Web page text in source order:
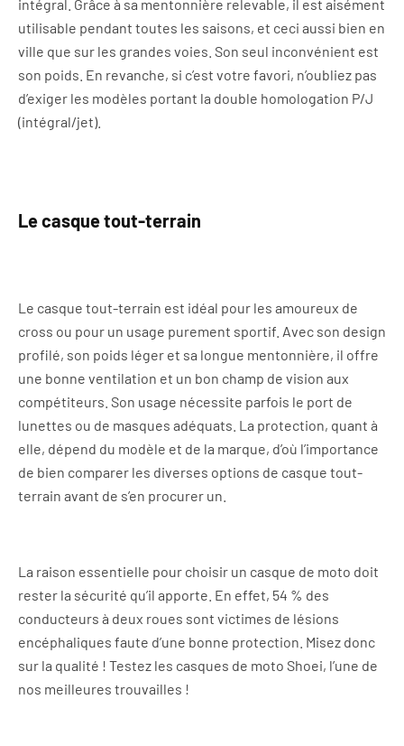
intégral. Grâce à sa mentonnière relevable, il est aisément
utilisable pendant toutes les saisons, et ceci aussi bien en
ville que sur les grandes voies. Son seul inconvénient est
son poids. En revanche, si c’est votre favori, n’oubliez pas
d’exiger les modèles portant la double homologation P/J
(intégral/jet).
Le casque tout-terrain
Le casque tout-terrain est idéal pour les amoureux de
cross ou pour un usage purement sportif. Avec son design
profilé, son poids léger et sa longue mentonnière, il offre
une bonne ventilation et un bon champ de vision aux
compétiteurs. Son usage nécessite parfois le port de
lunettes ou de masques adéquats. La protection, quant à
elle, dépend du modèle et de la marque, d’où l’importance
de bien comparer les diverses options de casque tout-
terrain avant de s’en procurer un.
La raison essentielle pour choisir un casque de moto doit
rester la sécurité qu’il apporte. En effet, 54 % des
conducteurs à deux roues sont victimes de lésions
encéphaliques faute d’une bonne protection. Misez donc
sur la qualité ! Testez les casques de moto Shoei, l’une de
nos meilleures trouvailles !